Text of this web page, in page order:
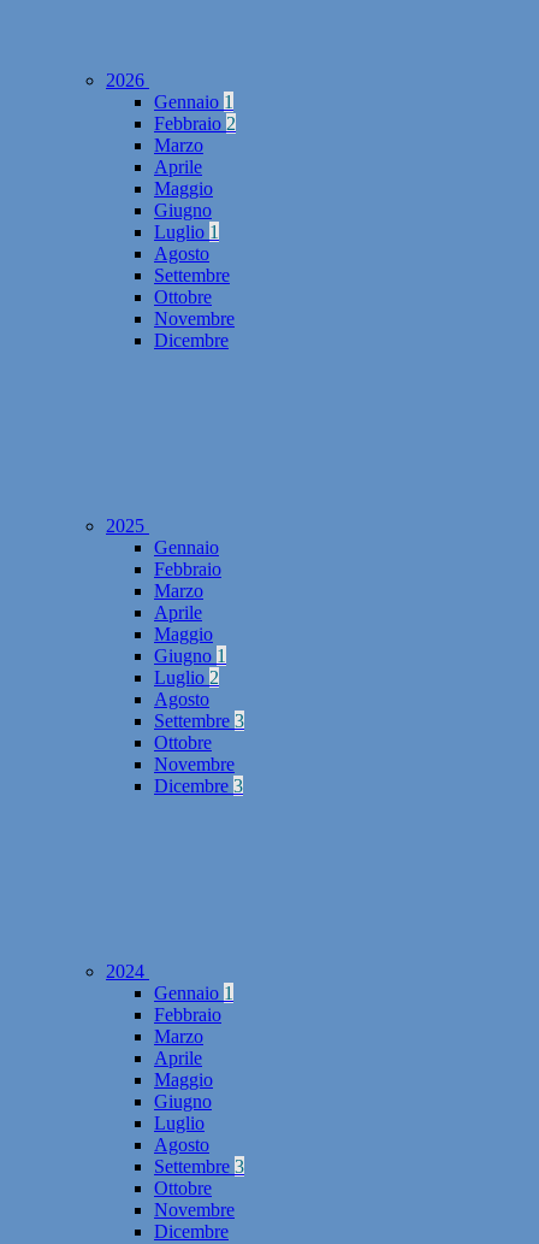
2026
Gennaio 1
Febbraio 2
Marzo
Aprile
Maggio
Giugno
Luglio 1
Agosto
Settembre
Ottobre
Novembre
Dicembre
2025
Gennaio
Febbraio
Marzo
Aprile
Maggio
Giugno 1
Luglio 2
Agosto
Settembre 3
Ottobre
Novembre
Dicembre 3
2024
Gennaio 1
Febbraio
Marzo
Aprile
Maggio
Giugno
Luglio
Agosto
Settembre 3
Ottobre
Novembre
Dicembre